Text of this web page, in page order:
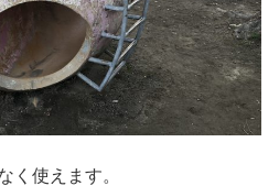
く使えます。